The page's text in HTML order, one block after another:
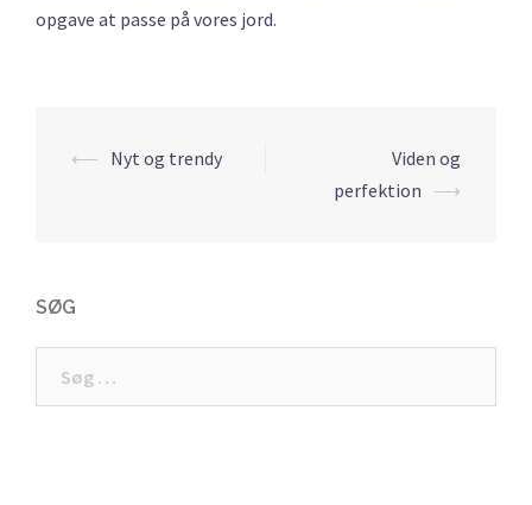
opgave at passe på vores jord.
Post
⟵ Nyt og trendy
Viden og
perfektion ⟶
SØG